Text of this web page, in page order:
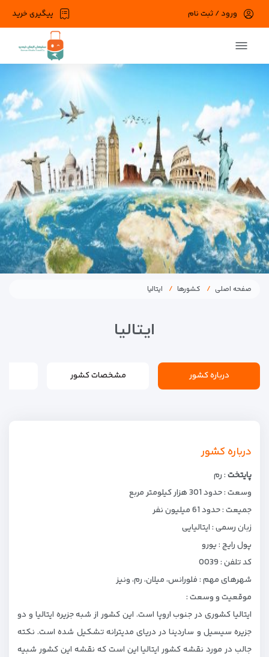
پیگیری خرید ورود / ثبت نام
صفحه اصلی کشورها ایتالیا
ایتالیا
درباره کشور مشخصات کشور
درباره کشور
پایتخت: رم
وسعت : حدود 301 هزار کیلومتر مربع
جمیعت : حدود 61 میلیون نفر
زبان رسمی : ایتالیایی
پول رایج : یورو
کد تلفن : 0039
شهرهای مهم : فلورانس، میلان، رم، ونیز
موقعیت و وسعت :
ایتالیا کشوری در جنوب اروپا است. این کشور از شبه ‌جزیره ایتالیا و دو
جزیره سیسیل و ساردینا در دریای مدیترانه تشکیل شده ‌است. نکته
جالب در مورد نقشه کشور ایتالیا این است که نقشه این کشور شبیه